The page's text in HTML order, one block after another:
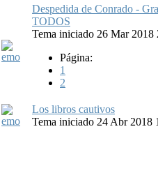
Despedida de Conrado -
TODOS
Tema iniciado 26 Mar 2018
Página:
1
2
Los libros cautivos
Tema iniciado 24 Abr 2018